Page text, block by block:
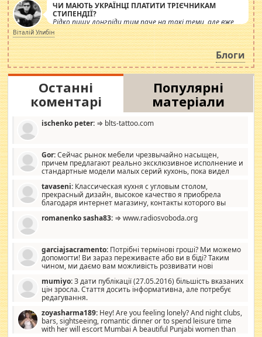
ЧИ МАЮТЬ УКРАЇНЦІ ПЛАТИТИ ТРІЄЧНИКАМ
СТИПЕНДІЇ?
Рідко пишу лонгріди тим паче на такі теми, але вже
просто дістало! Обурюють сьогоднішні інсенуації
навколо стипендіального питання. Штучно
роздувається ще одна соціальна катастрофа.
Віталій Улибін
Блоги
Останні
коментарі
Популярні
матеріали
ischenko peter: ⇒ blts-tattoo.com
Gor:Сейчас рынок мебели чрезвычайно насыщен,
причем предлагают реально эксклюзивное исполнение и
стандартные модели малых серий кухонь, пока видел
стандартные формы, в MebelOk, креативненько и что главное -
со вкусом все в порядке, без ненужных наворотов удорожающих
мебель, а это не последний фактор.
tavaseni: Классическая кухня с угловым столом,
прекрасный дизайн, высокое качество я приобрела
благодаря интернет магазину, контакты которого вы
romanenko sasha83: ⇒ www.radiosvoboda.org
garciajsacramento: Потрібні термінові гроші? Ми можемо
допомогти! Ви зараз переживаєте або ви в біді? Таким
чином, ми даємо вам можливість розвивати нові
допомагати людям, які намагаються дати їм шанс. Кожен
заслуговує на другий шанс, і, оскільки влада не зможе, вони
повинні приймати від інших. Для нас нема багато суми, і зрілість
витрат, а тільки узгоджених сум і нічого іншого. Не чекайте і не
коментуйте цей пост. Введіть суму, яку ви хочете подати, і ми
зв'яжемося з вами з усіма варіантами. зв'яжіться з нами
mumiyo:З дати публікації (27.05.2016) більшість вказаних
цін зросла. Стаття досить інформативна, але потребує
редагування.
zoyasharma189: Hey! Are you feeling lonely? And night clubs,
bars, sightseeing, romantic dinner or to spend leisure time
with her will escort Mumbai A beautiful Punjabi women than